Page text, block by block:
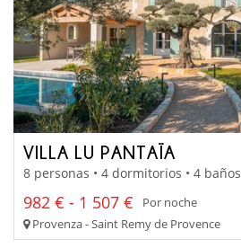
VILLA LU PANTAÏA
8 personas • 4 dormitorios • 4 baños
982 € - 1 507 €
Por noche
Provenza - Saint Remy de Provence